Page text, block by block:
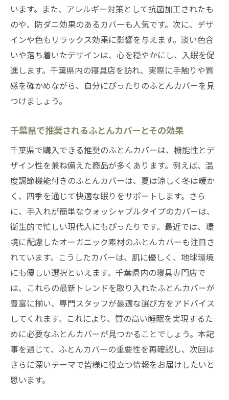
います。また、アレルギー対策として抗菌加工されたも
のや、防ダニ効果のあるカバーも人気です。次に、デザ
インや色もリラックス効果に影響を与えます。淡い色合
いや落ち着いたデザインは、心を穏やかにし、入眠を促
進します。千葉県内の寝具店を訪れ、実際に手触りや質
感を確かめながら、自分にぴったりのふとんカバーを見
つけましょう。
千葉県で推奨されるふとんカバーとその効果
千葉県で購入できる推奨のふとんカバーは、機能性とデ
ザイン性を兼ね備えた商品が多くあります。例えば、温
度調節機能付きのふとんカバーは、夏は涼しく冬は暖か
く、四季を通じて快適な眠りをサポートします。さら
に、手入れが簡単なウォッシャブルタイプのカバーは、
衛生的で忙しい現代人にもぴったりです。最近では、環
境に配慮したオーガニック素材のふとんカバーも注目さ
れています。こうしたカバーは、肌に優しく、地球環境
にも優しい選択といえます。千葉県内の寝具専門店で
は、これらの最新トレンドを取り入れたふとんカバーが
豊富に揃い、専門スタッフが最適な選び方をアドバイス
してくれます。これにより、質の高い睡眠を実現するた
めに必要なふとんカバーが見つかることでしょう。本記
事を通じて、ふとんカバーの重要性を再確認し、次回は
さらに深いテーマで皆様に役立つ情報をお届けしたいと
思います。